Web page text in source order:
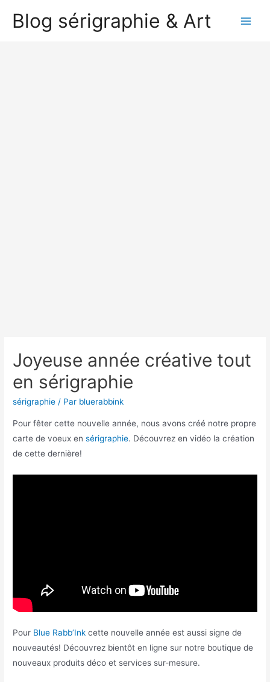
Blog sérigraphie & Art
Joyeuse année créative tout
en sérigraphie
sérigraphie / Par bluerabbink
Pour fêter cette nouvelle année, nous avons créé notre propre
carte de voeux ensérigraphie. Découvrez en vidéo la création
de cette dernière!
Pour Blue Rabb’Ink cette nouvelle année est aussi signe de
nouveautés! Découvrez bientôt en ligne sur notre boutique de
nouveaux produits déco et services sur-mesure.